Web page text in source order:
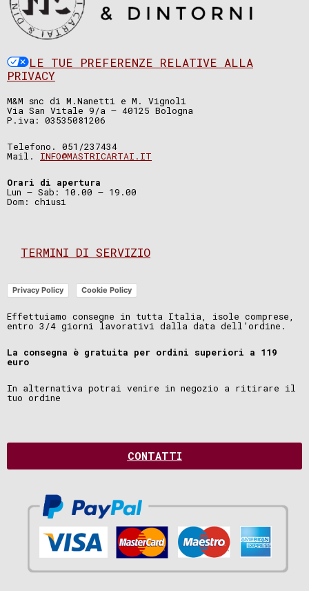
LE TUE PREFERENZE RELATIVE ALLA
PRIVACY
M&M snc di M.Nanetti e M. Vignoli
Via San Vitale 9/a – 40125 Bologna
P.iva: 03535081206
Telefono. 051/237434
Mail. INFO@MASTRICARTAI.IT
Orari di apertura
Lun – Sab: 10.00 – 19.00
Dom: chiusi
TERMINI DI SERVIZIO
Privacy Policy Cookie Policy
Effettuiamo consegne in tutta Italia, isole comprese,
entro 3/4 giorni lavorativi dalla data dell’ordine.
La consegna è gratuita per ordini superiori a 119
euro
In alternativa potrai venire in negozio a ritirare il
tuo ordine
CONTATTI